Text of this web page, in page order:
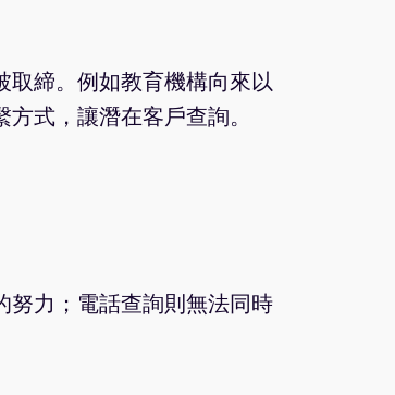
取締。例如教育機構向來以
式，讓潛在客戶查詢。
努力；電話查詢則無法同時